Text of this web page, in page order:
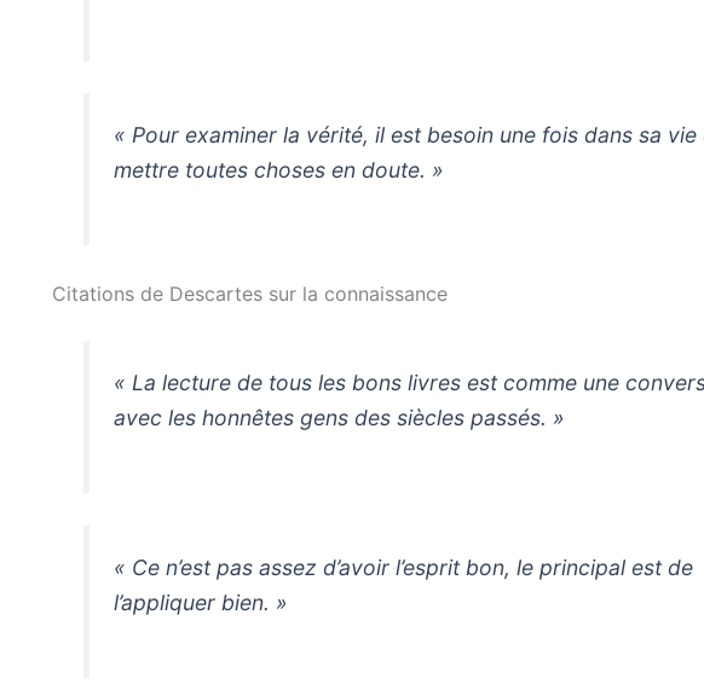
« Pour examiner la vérité, il est besoin une fois dans sa vie
mettre toutes choses en doute. »
Citations de Descartes sur la connaissance
« La lecture de tous les bons livres est comme une
avec les honnêtes gens des siècles passés. »
« Ce n’est pas assez d’avoir l’esprit bon, le principal est de
l’appliquer bien. »